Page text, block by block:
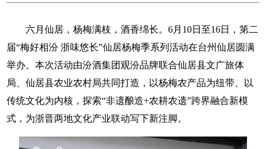
六月仙居，杨梅满枝，酒香绵长。6月10日至16日，第二
届“梅好相汾 浙味悠长”仙居杨梅季系列活动在台州仙居圆满
举办。本次活动由汾酒集团观汾品牌联合仙居县文广旅体
局、仙居县农业农村局共同打造，以杨梅农产品为纽带、以
传统文化为内核，探索“非遗酿造+农耕农遗”跨界融合新模
式，为浙晋两地文化产业联动写下新注脚。